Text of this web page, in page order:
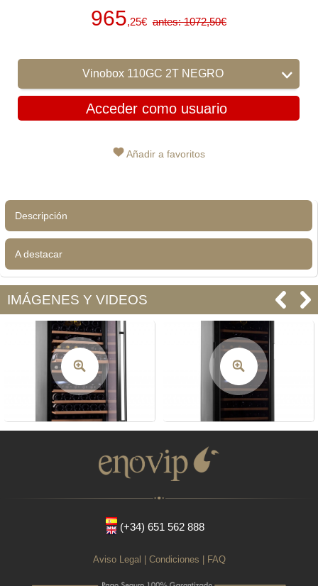
965,25€ antes: 1072,50€
Vinobox 110GC 2T NEGRO
Acceder como usuario
Añadir a favoritos
Descripción
A destacar
IMÁGENES Y VIDEOS
(+34) 651 562 888
Aviso Legal Condiciones FAQ